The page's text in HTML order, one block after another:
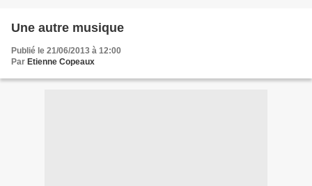
Une autre musique
Publié le 21/06/2013 à 12:00
Par Etienne Copeaux